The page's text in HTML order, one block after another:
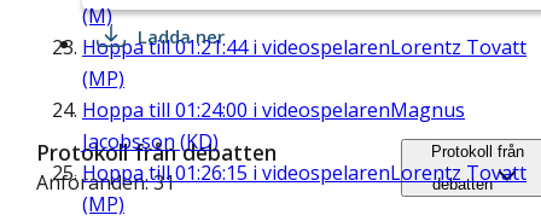
(M)
Hoppa till01:21:44i videospelarenLorentz Tovatt
(MP)
Hoppa till 01:24:00 i videospelarenMagnus
Jacobsson (KD)
Hoppa till01:26:15 i videospelarenLorentz Tovatt
(MP)
Ladda ner
Protokoll från debatten
Anföranden: 31
Protokoll från
debatten